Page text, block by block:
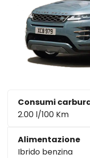
Consumi
2.00 l/100 Km
Alimentazione
Ibrido benzina